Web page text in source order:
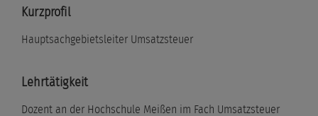
Kurzprofil
Hauptsachgebietsleiter Umsatzsteuer
Lehrtätigkeit
Dozent an der Hochschule Meißen im Fach Umsatzsteuer